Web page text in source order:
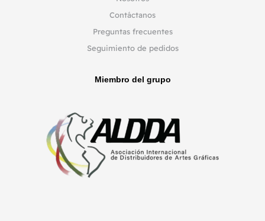
Contáctanos
Preguntas frecuentes
Seguimiento de pedidos
Miembro del grupo